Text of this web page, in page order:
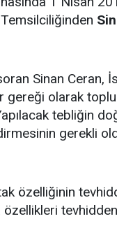
Sinan Ceran,
gereği olarak
tebliğin
gerekli
özelliğinin